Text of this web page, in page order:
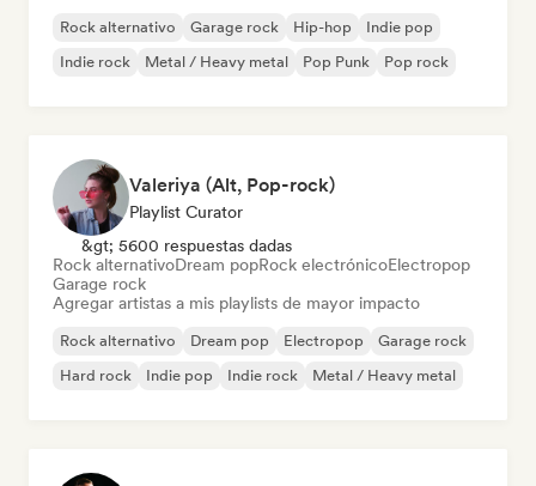
Rock alternativo Garage rock Hip-hop
Indie pop
Indie rock
Metal / Heavy metal Pop Punk Pop rock
Valeriya (Alt, Pop-rock)
Playlist Curator
&gt; 5600 respuestas dadas
Rock alternativoDream popRock electrónicoElectropop
Garage rock
Agregar artistas a mis playlists de mayor impacto
Rock alternativo Dream pop Electropop
Garage rock
Hard rock
Indie pop Indie rock Metal / Heavy metal